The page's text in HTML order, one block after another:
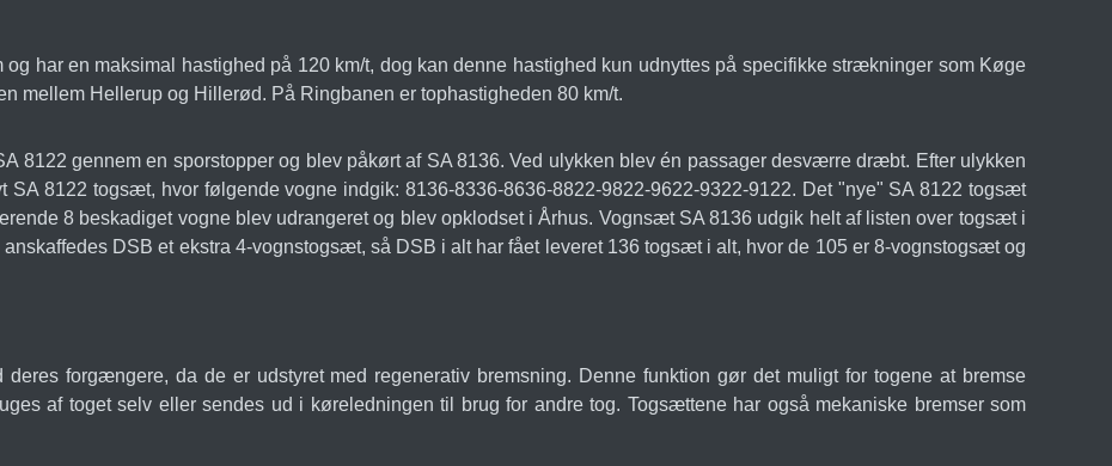
har en maksimal hastighed på 120 km/t, dog kan denne hastighed kun udnyttes på specifikke strækninger som Køge
mellem Hellerup og Hillerød. På Ringbanen er tophastigheden 80 km/t.
8122 gennem en sporstopper og blev påkørt af SA 8136. Ved ulykken blev én passager desværre dræbt. Efter ulykken
SA 8122 togsæt, hvor følgende vogne indgik: 8136-8336-8636-8822-9822-9622-9322-9122. Det "nye" SA 8122 togsæt
8 beskadiget vogne blev udrangeret og blev opklodset i Århus. Vognsæt SA 8136 udgik helt af listen over togsæt i
DSB et ekstra 4-vognstogsæt, så DSB i alt har fået leveret 136 togsæt i alt, hvor de 105 er 8-vognstogsæt og
forgængere, da de er udstyret med regenerativ bremsning. Denne funktion gør det muligt for togene at bremse
af toget selv eller sendes ud i køreledningen til brug for andre tog. Togsættene har også mekaniske bremser som